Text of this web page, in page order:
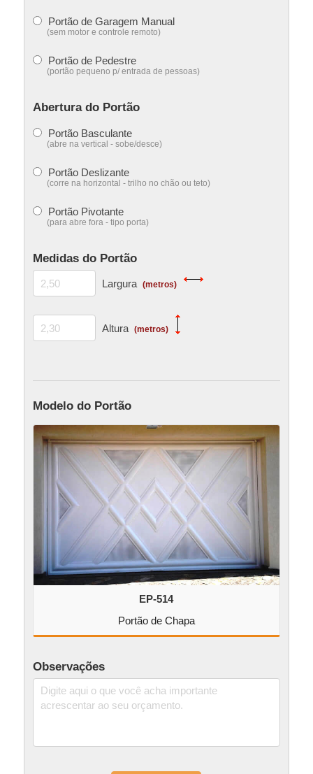
Portão de Garagem Manual
(sem motor e controle remoto)
Portão de Pedestre
(portão pequeno p/ entrada de pessoas)
Abertura do Portão
Portão Basculante
(abre na vertical - sobe/desce)
Portão Deslizante
(corre na horizontal - trilho no chão ou teto)
Portão Pivotante
(para abre fora - tipo porta)
Medidas do Portão
Largura (metros)
Altura (metros)
Modelo do Portão
EP-514
Portão de Chapa
Observações